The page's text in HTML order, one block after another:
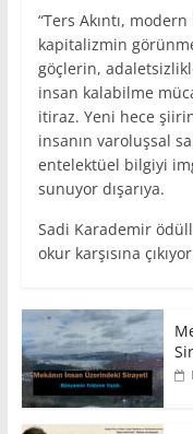
“Ters Akıntı,
kapitalizmin
göçlerin,
insan kalabilme
itiraz. Yeni hece
insanın varoluşsal
entelektüel bilgiyi
sunuyor dışarıya.
Sadi Karademir
okur karşısına